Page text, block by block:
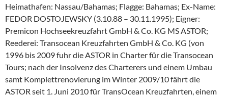
Heimathafen: Nassau/Bahamas; Flagge: Bahamas; Ex-Name:
FEDOR DOSTOJEWSKY (3.10.88 – 30.11.1995); Eigner:
Premicon Hochseekreuzfahrt GmbH & Co. KG MS ASTOR;
Reederei: Transocean Kreuzfahrten GmbH & Co. KG (von
1996 bis 2009 fuhr die ASTOR in Charter für die Transocean
Tours; nach der Insolvenz des Charterers und einem Umbau
samt Komplettrenovierung im Winter 2009/10 fährt die
ASTOR seit 1. Juni 2010 für TransOcean Kreuzfahrten, einem